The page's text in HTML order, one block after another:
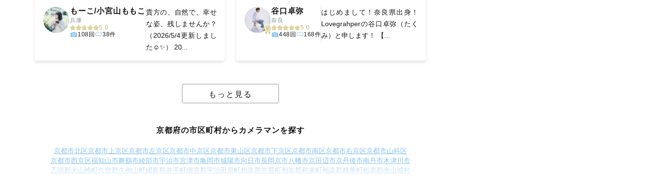
もーこ/小宮山ももこ
兵庫
5.0
108回
38件
貴方の、自然で、幸せ
な姿、残しませんか？
（2026/5/4更新しまし
た☺️✨） 20...
谷口卓弥
奈良
5.0
448回
168件
はじめまして！奈良県出身！
Lovegrahperの谷口卓弥（たく
み）と申します！ 【...
もっと見る
京都府の市区町村からカメラマンを探す
京都市北区京都市上京区京都市左京区京都市中京区京都市東山区京都市下京区京都市南区京都市右京区京都市山科区
京都市西京区福知山市舞鶴市綾部市宇治市宮津市亀岡市城陽市向日市長岡京市八幡市京田辺市京丹後市南丹市木津川市
乙訓郡大山崎町久世郡久御山町綴喜郡井手町綴喜郡宇治田原町相楽郡笠置町相楽郡和束町相楽郡精華町相楽郡南山城村